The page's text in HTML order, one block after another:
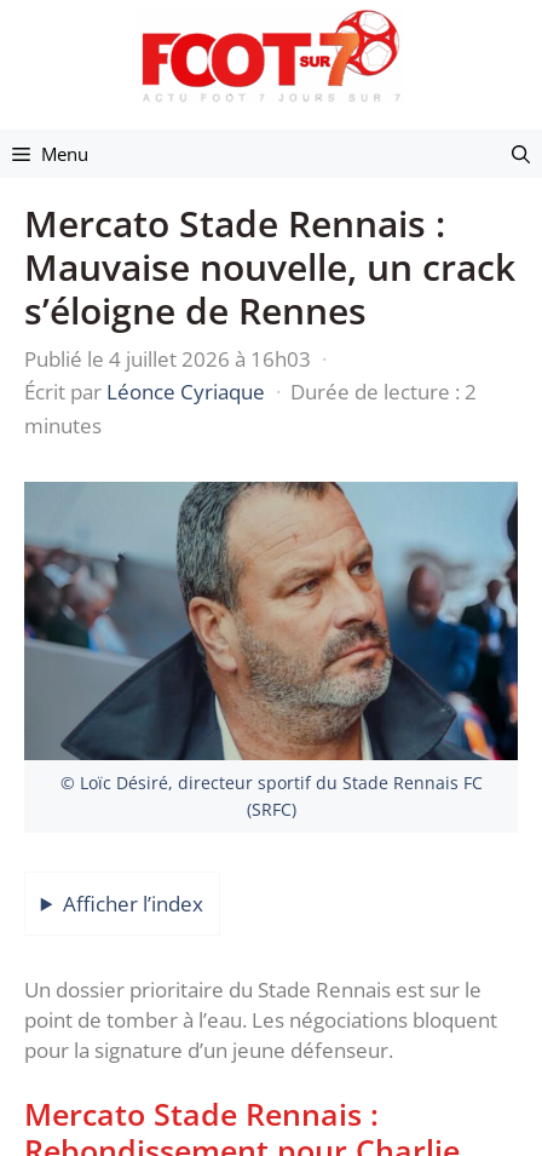
Menu
Mercato Stade Rennais :
Mauvaise nouvelle, un crack
s’éloigne de Rennes
Publié le 4 juillet 2026 à 16h03 ·
Écrit par Léonce Cyriaque · Durée de lecture : 2
minutes
© Loïc Désiré, directeur sportif du Stade Rennais FC
(SRFC)
Afficher l’index
Un dossier prioritaire du Stade Rennais est sur le
point de tomber à l’eau. Les négociations bloquent
pour la signature d’un jeune défenseur.
Mercato Stade Rennais :